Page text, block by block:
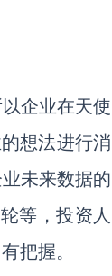
企业在天使
想法进行消
未来数据的
等，投资人
把握。